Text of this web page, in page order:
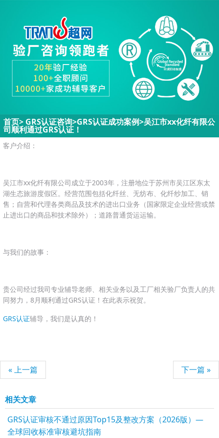
首页> GRS认证咨询>GRS认证成功案例>吴江市xx化纤有限公
司顺利通过GRS认证！
客户介绍：
吴江市xx化纤有限公司成立于2003年，注册地位于苏州市吴江区东太
湖生态旅游度假区。经营范围包括化纤丝、无纺布、化纤纱加工、销
售；自营和代理各类商品及技术的进出口业务（国家限定企业经营或禁
止进出口的商品和技术除外）；道路普通货运运输。
与我们的故事：
贵公司经过我司专业辅导老师、相关业务以及工厂相关验厂负责人的共
同努力，8月顺利通过GRS认证！在此表示祝贺。
GRS认证辅导，我们是认真的！
« 上一篇 下一篇 »
相关文章
GRS认证审核不通过原因Top15及整改方案（2026版）—
全球回收标准审核避坑指南